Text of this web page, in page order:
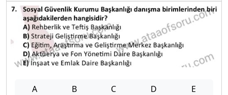
A B C D E